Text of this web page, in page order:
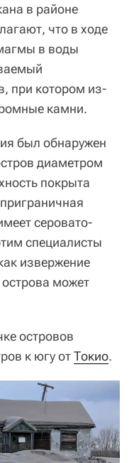
в районе
что в ходе
в воды
при котором из-
камни.
был обнаружен
диаметром
покрыта
серовато-
специалисты
извержение
может
островов
к югу отТокио.